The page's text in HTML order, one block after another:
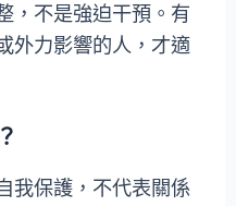
，不是強迫干預。有
外力影響的人，才適
我保護，不代表關係